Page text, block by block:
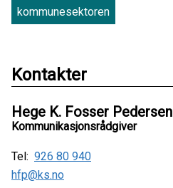
kommunesektoren
Kontakter
Hege K. Fosser Pedersen
Kommunikasjonsrådgiver
Tel: 926 80 940
hfp@ks.no